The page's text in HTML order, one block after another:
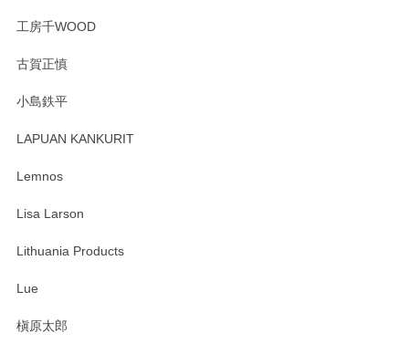
す。 素敵な湯呑みでとても気に入りました。 発送も早く、
たm(_)m
います。無事に届いたようで安心いたしまし
工房千WOOD
古賀正慎
小島鉄平
LAPUAN KANKURIT
Lemnos
Lisa Larson
Lithuania Products
Lue
槇原太郎